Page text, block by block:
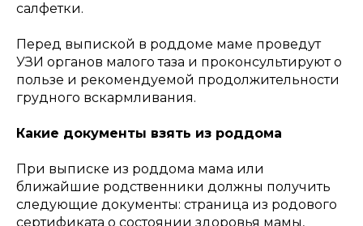
салфетки.
Перед выпиской в роддоме маме проведут
УЗИ органов малого таза и проконсультируют о
пользе и рекомендуемой продолжительности
грудного вскармливания.
Какие документы взять из роддома
При выписке из роддома мама или
ближайшие родственники должны получить
следующие документы: страница из родового
сертификата о состоянии здоровья мамы,